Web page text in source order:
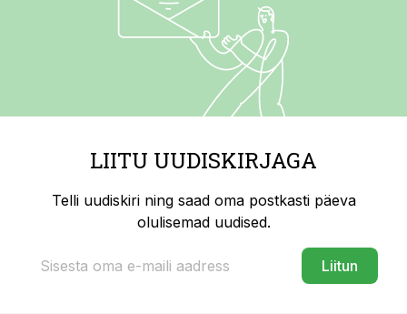
LIITU UUDISKIRJAGA
Telli uudiskiri ning saad oma postkasti päeva
olulisemad uudised.
Liitun